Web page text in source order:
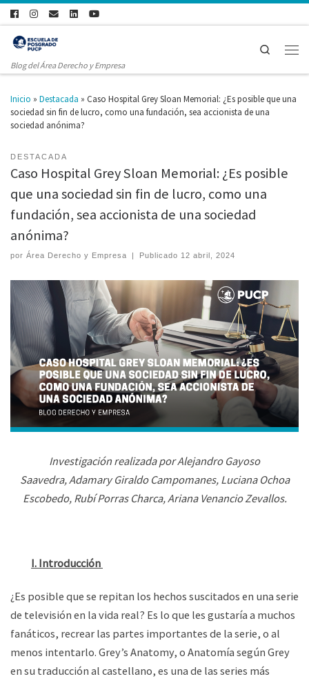
Blog del Área Derecho y Empresa
Search
Inicio » Destacada » Caso Hospital Grey Sloan Memorial: ¿Es posible que una
sociedad sin fin de lucro, como una fundación, sea accionista de una
sociedad anónima?
DESTACADA
Caso Hospital Grey Sloan Memorial: ¿Es posible
que una sociedad sin fin de lucro, como una
fundación, sea accionista de una sociedad
anónima?
por Área Derecho y Empresa | Publicado 12 abril, 2024
Investigación realizada por Alejandro Gayoso
Saavedra, Adamary Giraldo Campomanes, Luciana Ochoa
Escobedo, Rubí Porras Charca, Ariana Venancio Zevallos.
I. Introducción
¿Es posible que se repitan los hechos suscitados en una serie
de televisión en la vida real? Es lo que les gustaría a muchos
fanáticos, recrear las partes importantes de la serie, o al
menos intentarlo. Grey’s Anatomy, o Anatomía según Grey
en su traducción al castellano, es una de las series más